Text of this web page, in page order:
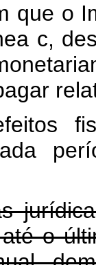
que o
c,
o